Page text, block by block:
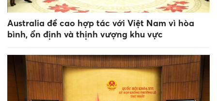
Australia đề cao hợp tác với Việt Nam vì hòa
bình, ổn định và thịnh vượng khu vực